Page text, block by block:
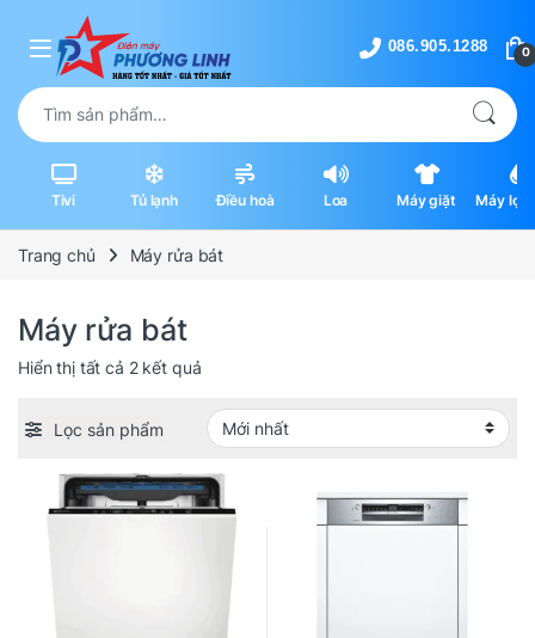
Skip to navigation
Skip to content
0
Tìm kiếm:
Tivi Tủ lạnh Điều hoà Loa Máy giặt
Máy lọc
Trang chủ Máy rửa bát
Máy rửa bát
Hiển thị tất cả 2 kết quảĐược sắp xếp theo mới nhất
Lọc sản phẩm